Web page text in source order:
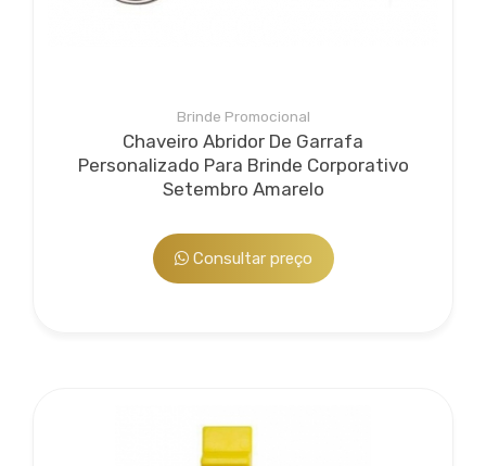
Brinde Promocional
Chaveiro Abridor De Garrafa
Personalizado Para Brinde Corporativo
Setembro Amarelo
Consultar preço